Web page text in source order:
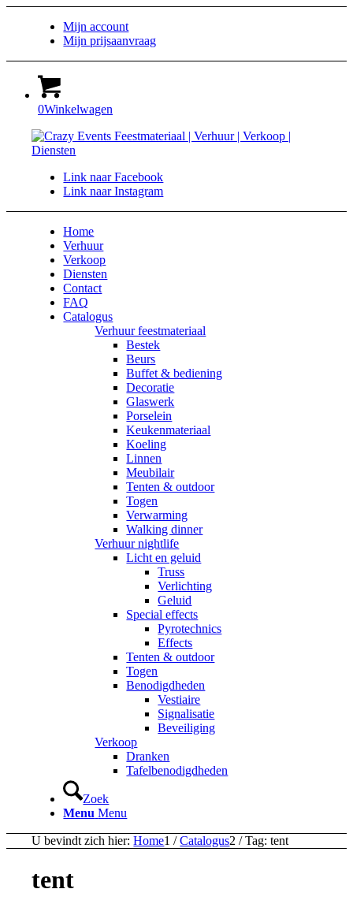
Mijn account
Mijn prijsaanvraag
0Winkelwagen
Link naar Facebook
Link naar Instagram
Home
Verhuur
Verkoop
Diensten
Contact
FAQ
Catalogus
Verhuur feestmateriaal
Bestek
Beurs
Buffet & bediening
Decoratie
Glaswerk
Porselein
Keukenmateriaal
Koeling
Linnen
Meubilair
Tenten & outdoor
Togen
Verwarming
Walking dinner
Verhuur nightlife
Licht en geluid
Truss
Verlichting
Geluid
Special effects
Pyrotechnics
Effects
Tenten & outdoor
Togen
Benodigdheden
Vestiaire
Signalisatie
Beveiliging
Verkoop
Dranken
Tafelbenodigdheden
Zoek
Menu Menu
U bevindt zich hier: Home1 / Catalogus2 / Tag: tent
tent